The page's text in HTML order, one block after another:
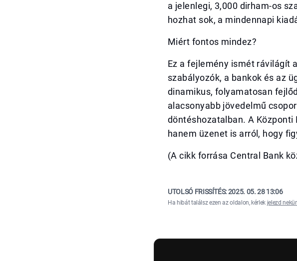
a jelenlegi, 3,000 dirham-os
hozhat sok, a mindennapi
Miért fontos mindez?
Ez a fejlemény ismét rávilágít
szabályozók, a bankok és az
dinamikus, folyamatosan
alacsonyabb jövedelmű
döntéshozatalban. A Központi
hanem üzenet is arról, hogy
(A cikk forrása Central Bank
UTOLSÓ FRISSÍTÉS:2025. 05. 28 13:06
Ha hibát találsz ezen az oldalon, kérlek jelezd